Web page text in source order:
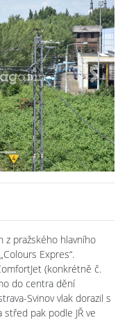
Next
z pražského hlavního
Expres“.
(konkrétně č.
do centra dění
Svinov vlak dorazil s
pak podle JŘ ve